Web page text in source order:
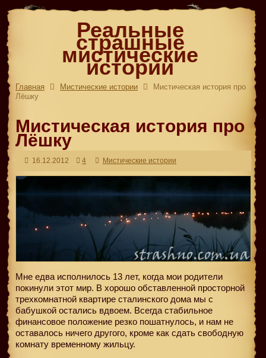
Реальные
страшные
мистические
истории
Главная Мистические истории
Мистическая история про
Лёшку
Мистическая история про
Лёшку
16.12.2012 4 Мистические истории
Мне едва исполнилось 13 лет, когда мои родители
покинули этот мир. В хорошо обставленной просторной
трехкомнатной квартире сталинского дома мы с
бабушкой остались вдвоем. Всегда стабильное
финансовое положение резко пошатнулось, и нам не
оставалось ничего другого, кроме как сдать свободную
комнату временному жильцу.